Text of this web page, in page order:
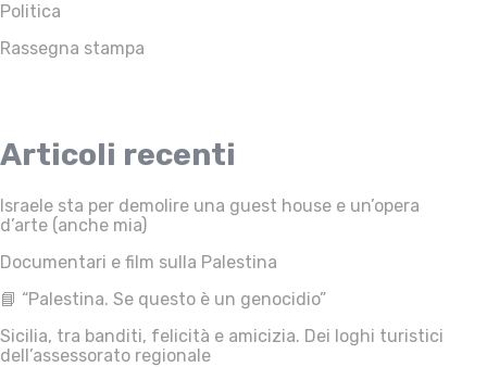
Politica
Rassegna stampa
Articoli recenti
Israele sta per demolire una guest house e un’opera
d’arte (anche mia)
Documentari e film sulla Palestina
📘 “Palestina. Se questo è un genocidio”
Sicilia, tra banditi, felicità e amicizia. Dei loghi turistici
dell’assessorato regionale